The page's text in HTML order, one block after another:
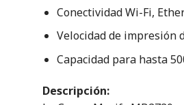
Conectividad Wi-Fi,
Velocidad de impresión
Capacidad para hasta
Descripción: